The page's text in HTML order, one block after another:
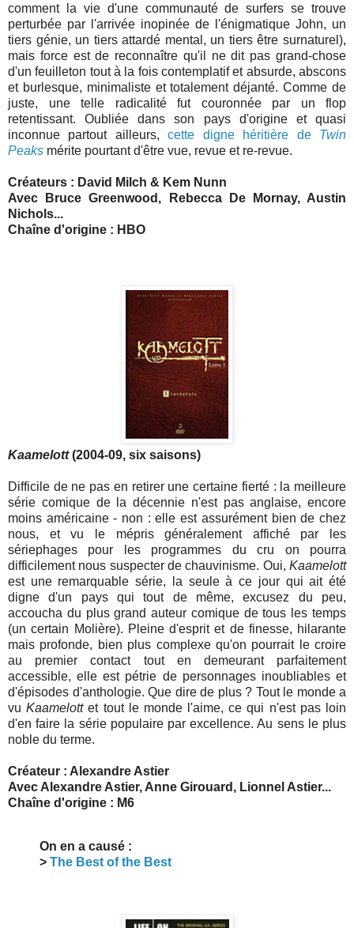
comment la vie d'une communauté de surfers se trouve
perturbée par l'arrivée inopinée de l'énigmatique John, un
tiers génie, un tiers attardé mental, un tiers être surnaturel),
mais force est de reconnaître qu'il ne dit pas grand-chose
d'un feuilleton tout à la fois contemplatif et absurde, abscons
et burlesque, minimaliste et totalement déjanté. Comme de
juste, une telle radicalité fut couronnée par un flop
retentissant. Oubliée dans son pays d'origine et quasi
inconnue partout ailleurs,cette digne héritière de Twin
Peaks mérite pourtant d'être vue, revue et re-revue.
Créateurs : David Milch & Kem Nunn
Avec Bruce Greenwood, Rebecca De Mornay, Austin
Nichols...
Chaîne d'origine : HBO
Kaamelott(2004-09, six saisons)
Difficile de ne pas en retirer une certaine fierté : la meilleure
série comique de la décennie n'est pas anglaise, encore
moins américaine - non : elle est assurément bien de chez
nous, et vu le mépris généralement affiché par les
sériephages pour les programmes du cru on pourra
difficilement nous suspecter de chauvinisme. Oui, Kaamelott
est une remarquable série, la seule à ce jour qui ait été
digne d'un pays qui tout de même, excusez du peu,
accoucha du plus grand auteur comique de tous les temps
(un certain Molière). Pleine d'esprit et de finesse, hilarante
mais profonde, bien plus complexe qu'on pourrait le croire
au premier contact tout en demeurant parfaitement
accessible, elle est pétrie de personnages inoubliables et
d'épisodes d'anthologie. Que dire de plus ? Tout le monde a
vuKaamelottet tout le monde l'aime, ce qui n'est pas loin
d'en faire la série populaire par excellence. Au sens le plus
noble du terme.
Créateur : Alexandre Astier
Avec Alexandre Astier, Anne Girouard, Lionnel Astier...
Chaîne d'origine : M6
On en a causé :
> The Best of the Best